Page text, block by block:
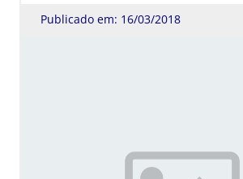
Publicado em: 16/03/2018